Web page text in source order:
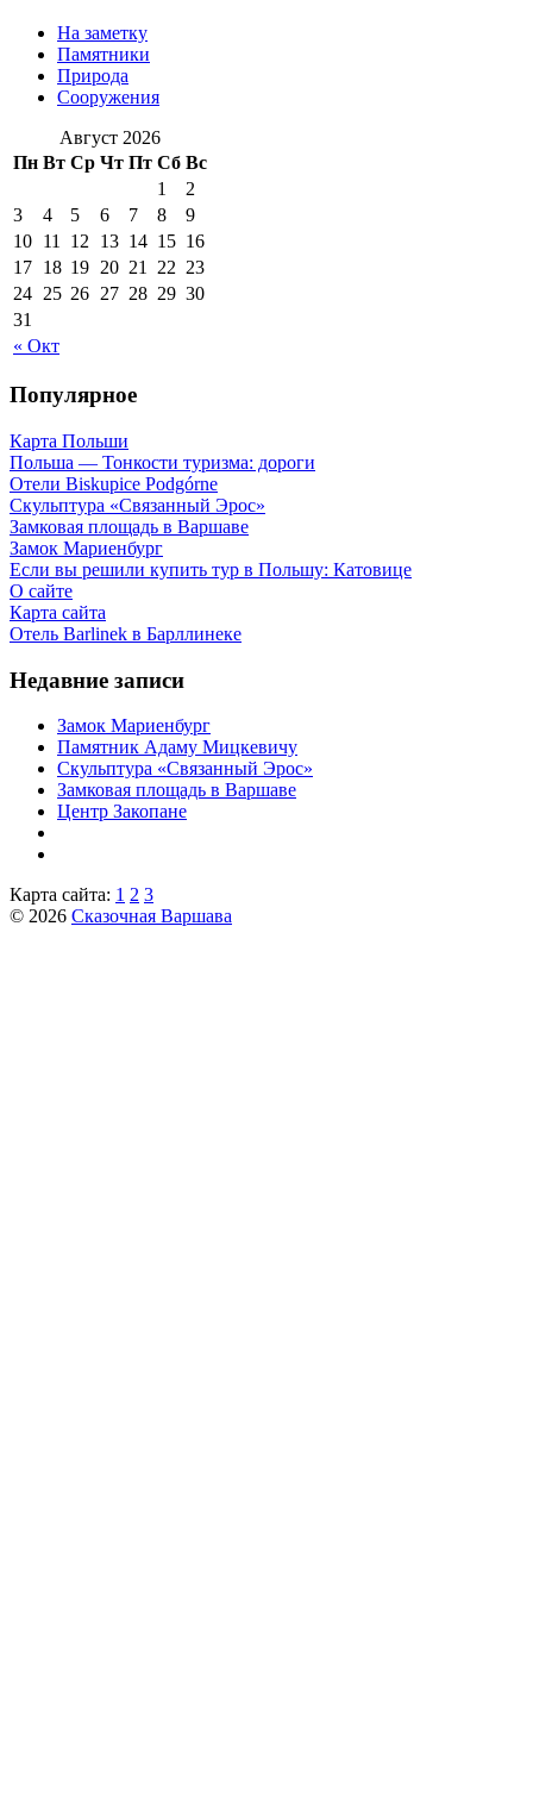
На заметку
Памятники
Природа
Сооружения
Август 2026
Пн Вт Ср Чт Пт Сб Вс
« Окт
1
2
3
4 5 6 7 8
9
10 11 12 13 14 15 16
17 18 19 20 21 22 23
24 25 26 27 28 29 30
31
Популярное
Карта Польши
Польша — Тонкости туризма: дороги
Отели Biskupice Podgórne
Скульптура «Связанный Эрос»
Замковая площадь в Варшаве
Замок Мариенбург
Если вы решили купить тур в Польшу: Катовице
О сайте
Карта сайта
Отель Barlinek в Барллинеке
Недавние записи
Замок Мариенбург
Памятник Адаму Мицкевичу
Скульптура «Связанный Эрос»
Замковая площадь в Варшаве
Центр Закопане
Карта сайта: 1 2 3
© 2026 Сказочная Варшава